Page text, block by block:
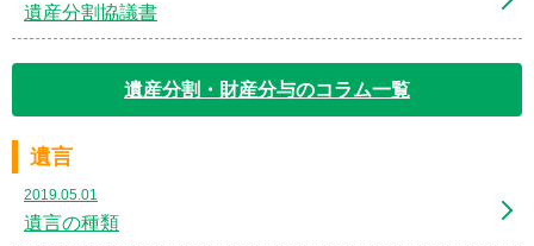
遺産分割協議書
遺産分割・財産分与のコラム一覧
遺言
2019.05.01
遺言の種類